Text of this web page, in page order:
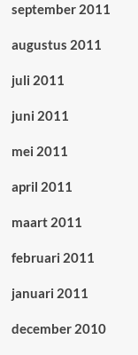
september 2011
augustus 2011
juli 2011
juni 2011
mei 2011
april 2011
maart 2011
februari 2011
januari 2011
december 2010